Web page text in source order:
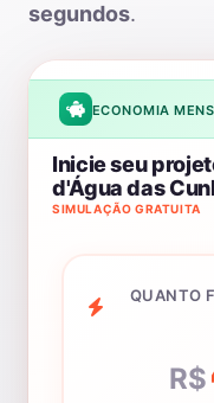
segundos.
ECONOMIA
SIMULAÇÃO GRATUITA
Inicie seu
d'Água das
QUANTO
R$